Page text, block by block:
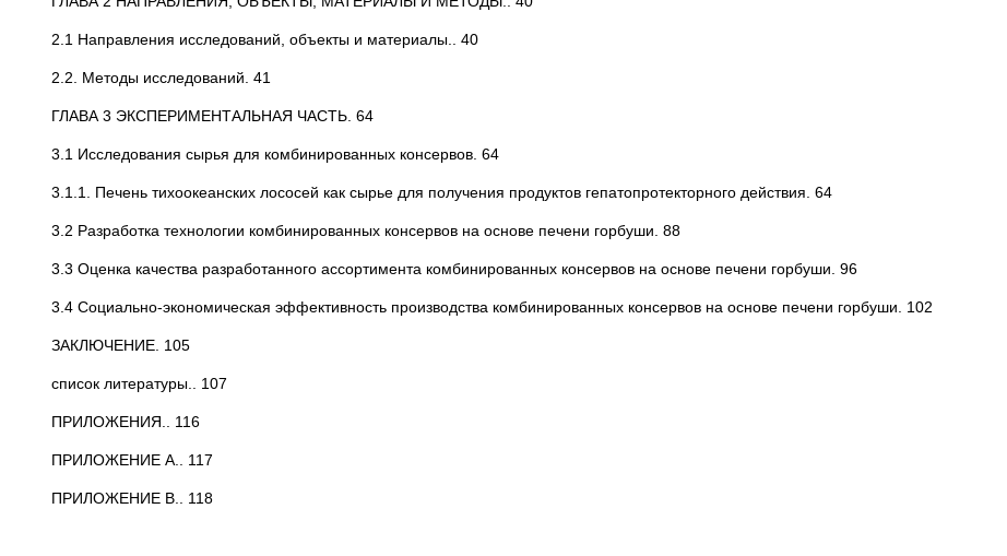
2.1 Направления исследований, объекты и материалы.. 40
2.2. Методы исследований. 41
ГЛАВА 3 ЭКСПЕРИМЕНТАЛЬНАЯ ЧАСТЬ. 64
3.1 Исследования сырья для комбинированных консервов. 64
3.1.1. Печень тихоокеанских лососей как сырье для получения продуктов гепатопротекторного действия. 64
3.2 Разработка технологии комбинированных консервов на основе печени горбуши. 88
3.3 Оценка качества разработанного ассортимента комбинированных консервов на основе печени горбуши. 96
3.4 Социально-экономическая эффективность производства комбинированных консервов на основе печени горбуши. 102
ЗАКЛЮЧЕНИЕ. 105
список литературы.. 107
ПРИЛОЖЕНИЯ.. 116
ПРИЛОЖЕНИЕ А.. 117
ПРИЛОЖЕНИЕ В.. 118